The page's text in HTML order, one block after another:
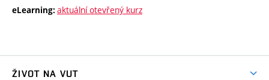
eLearning: aktuální otevřený kurz
ŽIVOT NA VUT